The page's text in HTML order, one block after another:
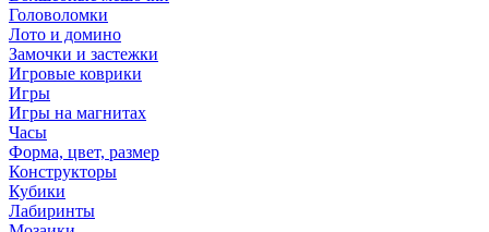
Головоломки
Лото и домино
Замочки и застежки
Игровые коврики
Игры
Игры на магнитах
Часы
Форма, цвет, размер
Конструкторы
Кубики
Лабиринты